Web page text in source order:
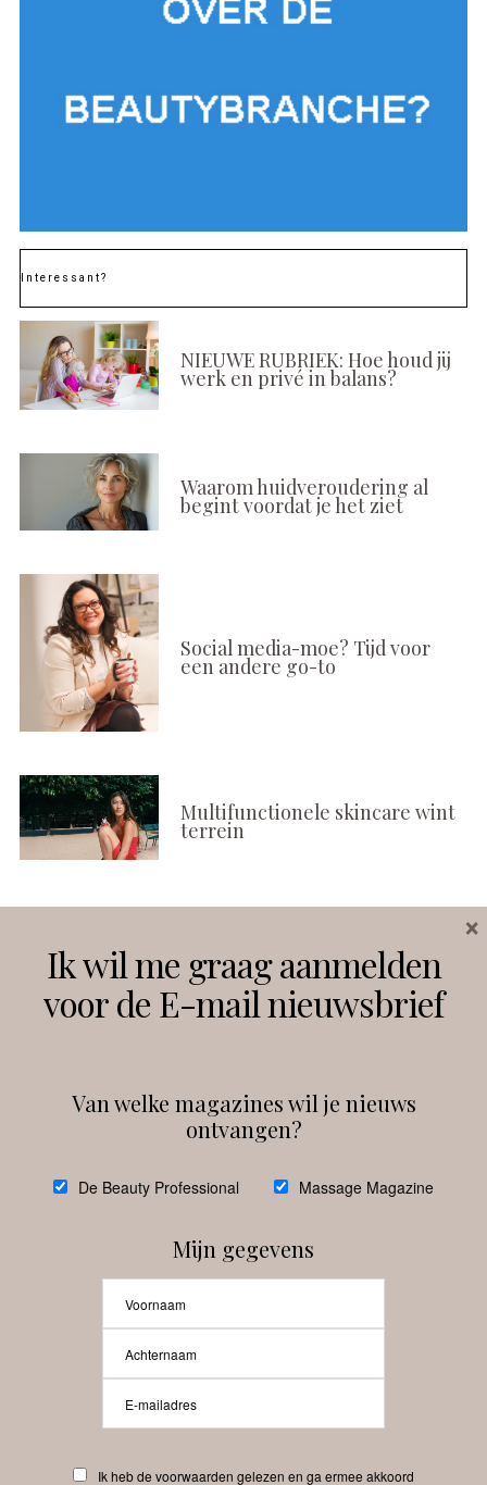
Interessant?
NIEUWE RUBRIEK: Hoe houd jij
werk en privé in balans?
Waarom huidveroudering al
begint voordat je het ziet
Social media-moe? Tijd voor
een andere go-to
Multifunctionele skincare wint
terrein
Instagram Facebook
debeautyprofessional
Beauty-Pro.nl
Ik wil me graag aanmelden
voor de E-mail nieuwsbrief
Van welke magazines wil je nieuws
ontvangen?
De Beauty Professional Massage Magazine
Mijn gegevens
Ik heb de voorwaarden gelezen en ga ermee akkoord
×